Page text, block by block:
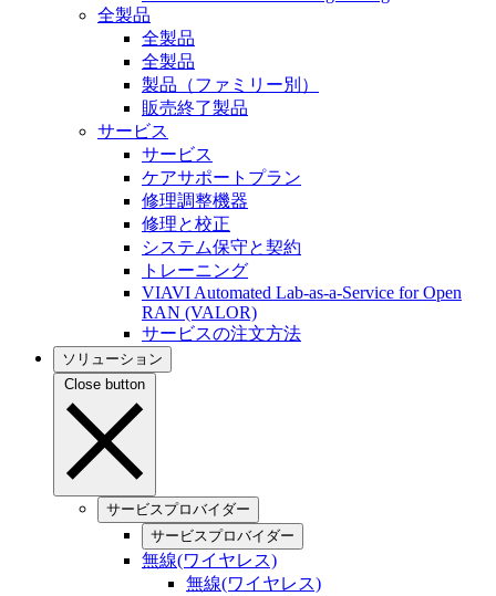
全製品
全製品
全製品
製品（ファミリー別）
販売終了製品
サービス
サービス
ケアサポートプラン
修理調整機器
修理と校正
システム保守と契約
トレーニング
VIAVI Automated Lab-as-a-Service for Open
RAN (VALOR)
サービスの注文方法
ソリューション
Close button
サービスプロバイダー
サービスプロバイダー
無線(ワイヤレス)
無線(ワイヤレス)